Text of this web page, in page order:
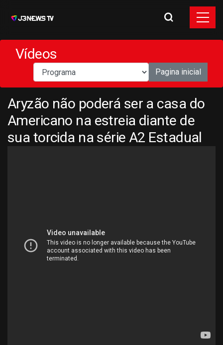
Vídeos
Pagina inicial
Aryzão não poderá ser a casa do
Americano na estreia diante de
sua torcida na série A2 Estadual